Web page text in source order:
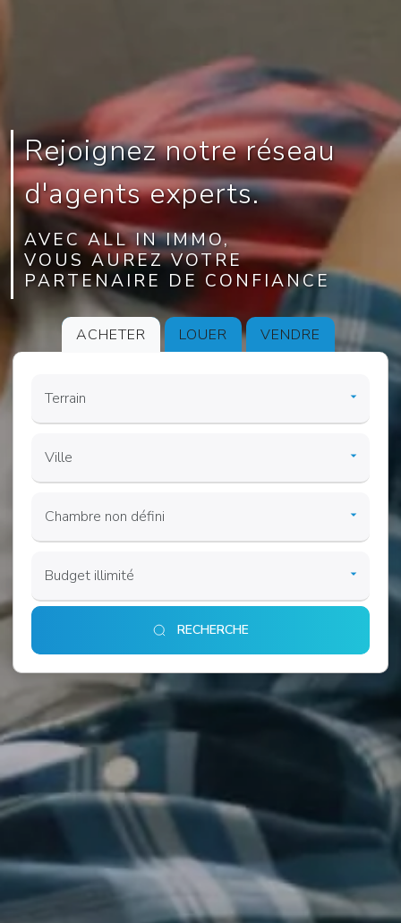
Rejoignez notre réseau
d'agents experts.
AVEC ALL IN IMMO,
VOUS AUREZ VOTRE
PARTENAIRE DE CONFIANCE
ACHETER LOUER VENDRE
RECHERCHE